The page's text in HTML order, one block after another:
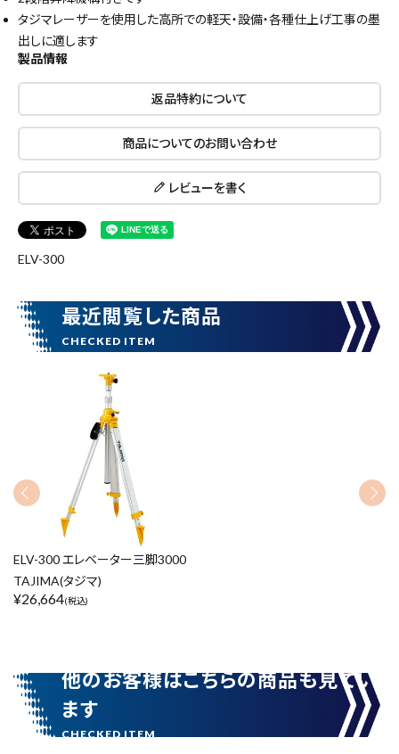
close
カテゴリーから探す ブランドから探す
在庫のない商品を表示しない
リセット
タジマレーザーを使用した高所での軽天・設備・各種仕上げ工事の墨
出しに適します
製品情報
返品特約について
商品についてのお問い合わせ
レビューを書く
ELV-300
最近閲覧した商品
ELV-300 エレベーター三脚3000
TAJIMA(タジマ)
¥26,664(税込)
他のお客様はこちらの商品も見てい
ます